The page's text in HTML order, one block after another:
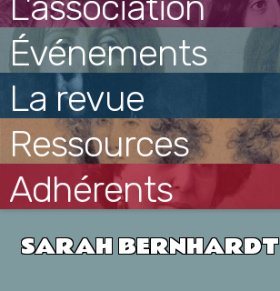
Événements
La revue
Ressources
Adhérents
SARAH BERNHARDT